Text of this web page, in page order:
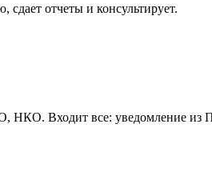
отчеты и консультирует.
Входит все: уведомление из